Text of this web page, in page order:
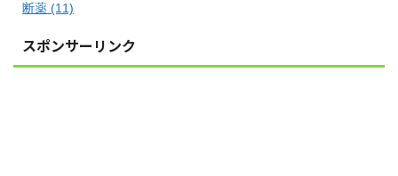
断薬 (11)
スポンサーリンク